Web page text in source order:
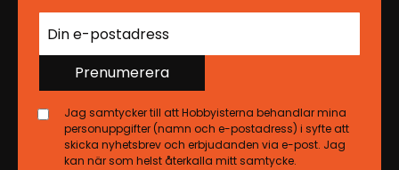
Prenumerera
Jag samtycker till att Hobbyisterna behandlar mina
personuppgifter (namn och e-postadress) i syfte att
skicka nyhetsbrev och erbjudanden via e-post. Jag
kan när som helst återkalla mitt samtycke.